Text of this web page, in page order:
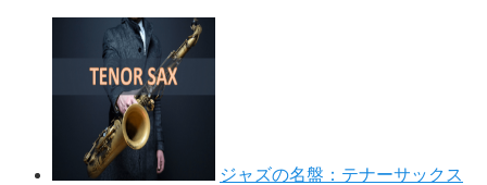
ジャズの名盤：テナーサックス